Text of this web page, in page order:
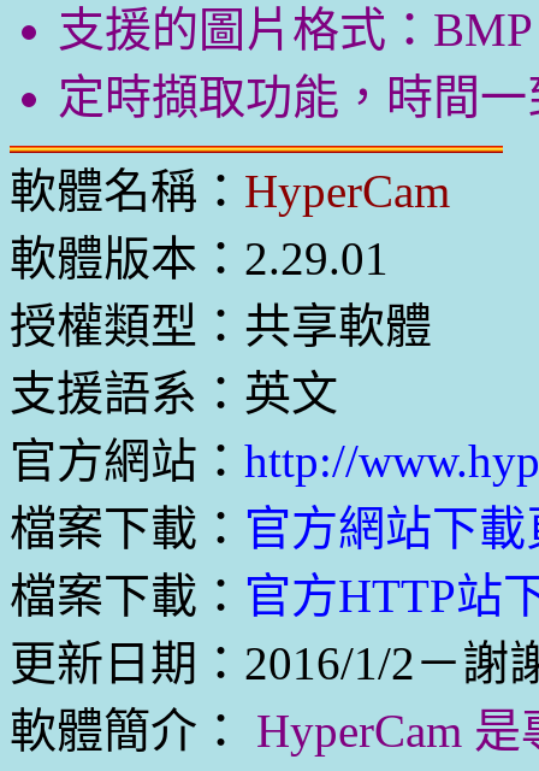
支援的圖片格式：
定時擷取功能，時間
軟體名稱： HyperCam
軟體版本：2.29.01
授權類型：共享軟體
支援語系：英文
官方網站： http://
檔案下載： 官方網站下載
檔案下載： 官方HTTP站
更新日期：2016/1/2－謝
軟體簡介：
HyperCam